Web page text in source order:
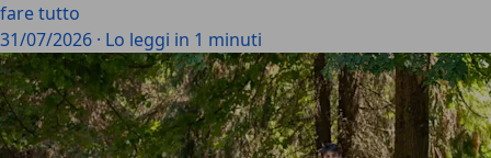
fare tutto
31/07/2026 · Lo leggi in 1 minuti